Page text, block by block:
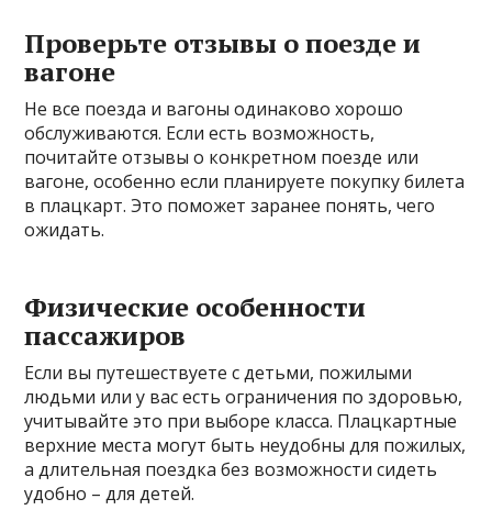
Проверьте отзывы о поезде и
вагоне
Не все поезда и вагоны одинаково хорошо
обслуживаются. Если есть возможность,
почитайте отзывы о конкретном поезде или
вагоне, особенно если планируете покупку билета
в плацкарт. Это поможет заранее понять, чего
ожидать.
Физические особенности
пассажиров
Если вы путешествуете с детьми, пожилыми
людьми или у вас есть ограничения по здоровью,
учитывайте это при выборе класса. Плацкартные
верхние места могут быть неудобны для пожилых,
а длительная поездка без возможности сидеть
удобно – для детей.